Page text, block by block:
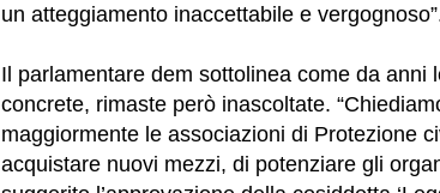
un atteggiamento inaccettabile e
Il parlamentare dem sottolinea come da
concrete, rimaste però inascoltate.
maggiormente le associazioni di Protezione
acquistare nuovi mezzi, di potenziare gli